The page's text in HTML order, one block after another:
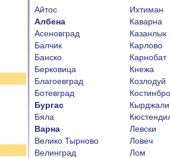
Айтос
Албена
Асеновград
Балчик
Банско
Берковица
Благоевград
Ботевград
Бургас
Бяла
Варна
Велико Тырново
Велинград
Ихтиман
Каварна
Казанлык
Карлово
Карнобат
Кнежа
Козлодуй
Кырджали
Левски
Ловеч
Лом